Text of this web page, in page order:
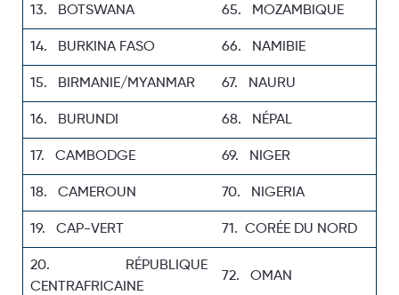
13. BOTSWANA 65. MOZAMBIQUE
14. BURKINA FASO 66. NAMIBIE
15. BIRMANIE/MYANMAR 67. NAURU
16. BURUNDI 68. NÉPAL
17. CAMBODGE 69. NIGER
18. CAMEROUN 70. NIGERIA
19. CAP-VERT 71. CORÉE DU NORD
20. RÉPUBLIQUE
CENTRAFRICAINE
72. OMAN